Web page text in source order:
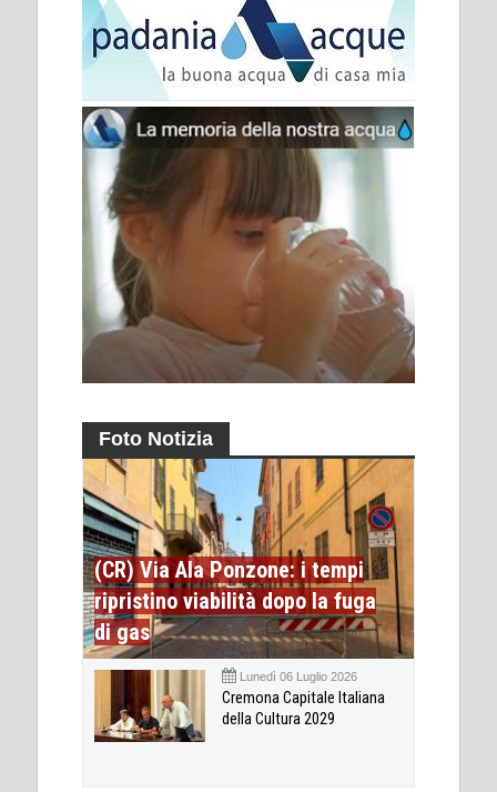
Foto Notizia
(CR) Via Ala Ponzone: i tempi
ripristino viabilità dopo la fuga
di gas
Lunedì 06 Luglio 2026
Cremona Capitale Italiana
della Cultura 2029